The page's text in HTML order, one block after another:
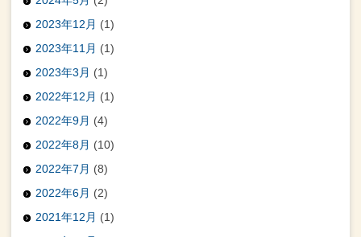
2023年12月 (1)
2023年11月 (1)
2023年3月 (1)
2022年12月 (1)
2022年9月 (4)
2022年8月 (10)
2022年7月 (8)
2022年6月 (2)
2021年12月 (1)